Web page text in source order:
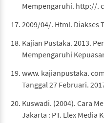
Mempengaruhi. http://.
2009/04/. Html. Diakses
Kajian Pustaka. 2013.
Mempengaruhi
www. kajianpustaka.
Tanggal 27 Februari.
Kuswadi. (2004). Cara
Jakarta : PT. Elex Media